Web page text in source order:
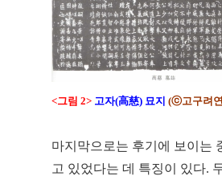
<그림 2> 고자(高慈) 묘지 (ⓒ고구려
마지막으로는 후기에 보이는
고 있었다는 데 특징이 있다.